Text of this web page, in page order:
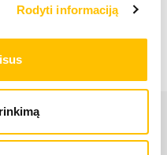
Rodyti informaciją